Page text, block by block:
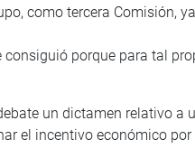
como tercera Comisión,
consiguió porque para tal
un dictamen relativo
el incentivo económico